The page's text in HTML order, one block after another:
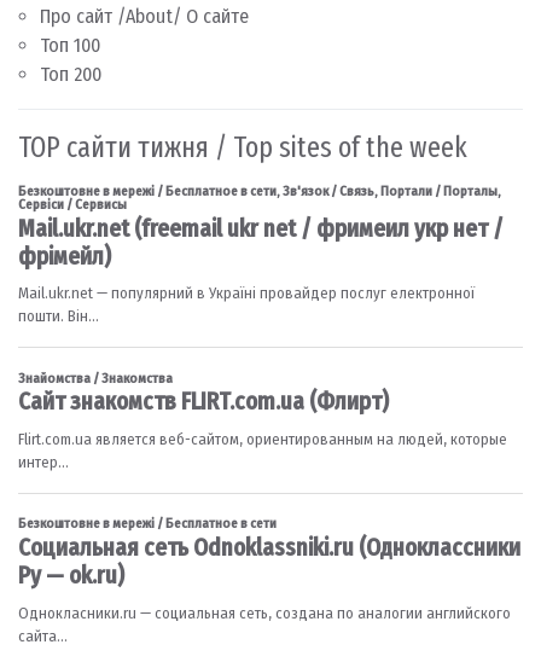
Про сайт /About/ О сайте
Топ 100
Топ 200
TOP сайти тижня / Top sites of the week